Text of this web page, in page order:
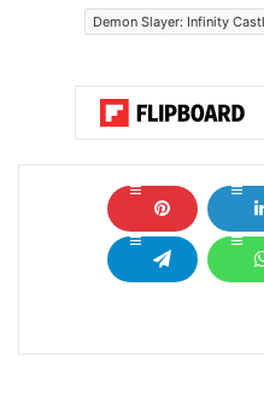
Demon Slayer: Infinity